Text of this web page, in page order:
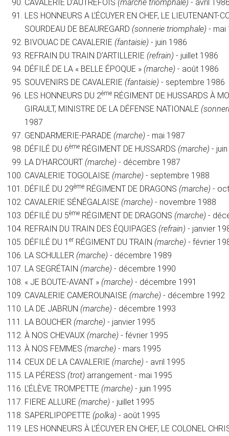
CAVALERIE D’AUTREFOIS (marche triomphale) - avril
LES HONNEURS A L’ÉCUYER EN CHEF, LE LIEUTENANT-
SOURDEAU DE BEAUREGARD (sonnerie triomphale) - mai
BIVOUAC DE CAVALERIE (fantaisie) - juin 1986
REFRAIN DU TRAIN D’ARTILLERIE (refrain) - juillet 1986
DÉFILÉ DE LA « BELLE ÉPOQUE » (marche) - août 1986
SOUVENIRS DE CAVALERIE (fantaisie) - septembre 1986
LES HONNEURS DU 2ème RÉGIMENT DE HUSSARDS À
GIRAULT, MINISTRE DE LA DÉFENSE NATIONALE
1987
GENDARMERIE-PARADE (marche) - mai 1987
DÉFILÉ DU 6ème RÉGIMENT DE HUSSARDS (marche) -
LA D’HARCOURT (marche) - décembre 1987
CAVALERIE TOGOLAISE (marche) - septembre 1988
DÉFILÉ DU 29ème RÉGIMENT DE DRAGONS (marche) -
CAVALERIE SÉNÉGALAISE (marche) - novembre 1988
DÉFILÉ DU 5ème RÉGIMENT DE DRAGONS (marche) -
REFRAIN DU TRAIN DES ÉQUIPAGES (refrain) - janvier
DÉFILÉ DU 1 er RÉGIMENT DU TRAIN (marche) - février
LA SCHULLER (marche) - décembre 1989
LA SEGRÉTAIN (marche) - décembre 1990
« JE BOUTE-AVANT » (marche) - décembre 1991
CAVALERIE CAMEROUNAISE (marche) - décembre 1992
LA DE JABRUN (marche) - décembre 1993
LA BOUCHER (marche) - janvier 1995
À NOS CHEVAUX (marche) - février 1995
À NOS FEMMES (marche) - mars 1995
CEUX DE LA CAVALERIE (marche) - avril 1995
LA PÉRESS (trot) arrangement - mai 1995
L’ÉLÈVE TROMPETTE (marche) - juin 1995
FIERE ALLURE (marche) - juillet 1995
SAPERLIPOPETTE (polka) - août 1995
LES HONNEURS À L’ÉCUYER EN CHEF, LE COLONEL